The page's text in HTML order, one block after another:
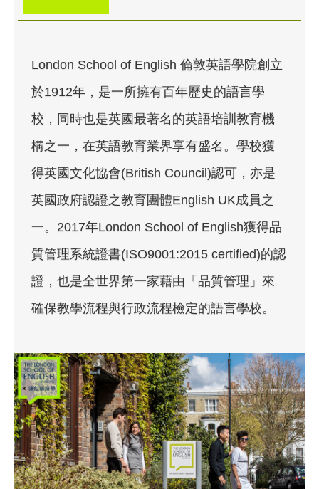
London School of English 倫敦英語學院創立
於1912年，是一所擁有百年歷史的語言學
校，同時也是英國最著名的英語培訓教育機
構之一，在英語教育業界享有盛名。學校獲
得英國文化協會(British Council)認可，亦是
英國政府認證之教育團體English UK成員之
一。2017年London School of English獲得品
質管理系統證書(ISO9001:2015 certified)的認
證，也是全世界第一家藉由「品質管理」來
確保教學流程與行政流程檢定的語言學校。